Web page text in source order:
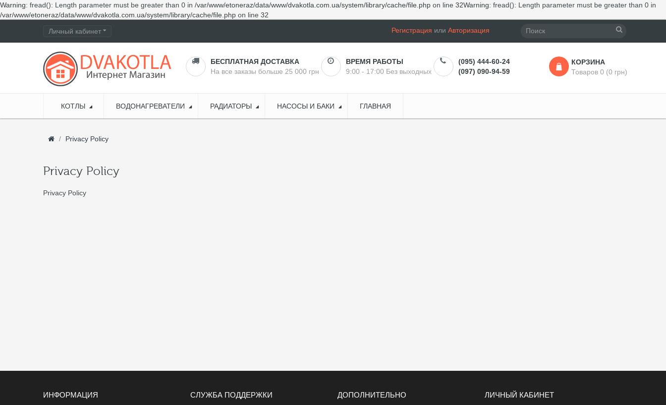
Warning: fread(): Length parameter must be greater than 0 in /var/www/etoneraz/data/www/dvakotla.com.ua/system/library/cache/file.php on line 32Warning: fread(): Length parameter must be greater than 0 in
/var/www/etoneraz/data/www/dvakotla.com.ua/system/library/cache/file.php on line 32
Личный кабинет Регистрация или Авторизация
БЕСПЛАТНАЯ ДОСТАВКА
На все заказы больше 25 000 грн
ВРЕМЯ РАБОТЫ
9:00 - 17:00 Без выходных
(095) 444-60-24
(097) 090-94-59
КОРЗИНА
Товаров 0 (0 грн)
КОТЛЫ ВОДОНАГРЕВАТЕЛИ РАДИАТОРЫ НАСОСЫ И БАКИ ГЛАВНАЯ
Privacy Policy
Privacy Policy
Privacy Policy
ИНФОРМАЦИЯ СЛУЖБА ПОДДЕРЖКИ ДОПОЛНИТЕЛЬНО ЛИЧНЫЙ КАБИНЕТ